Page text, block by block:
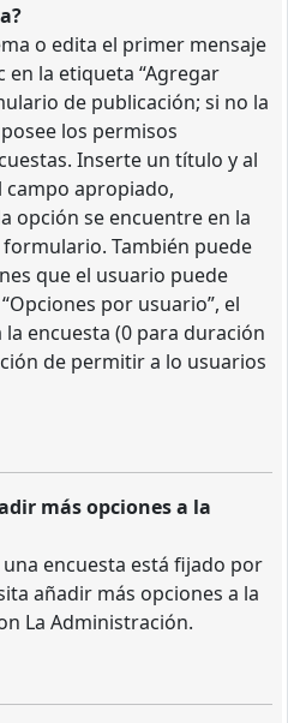
o edita el primer mensaje
en la etiqueta “Agregar
de publicación; si no la
los permisos
Inserte un título y al
campo apropiado,
opción se encuentre en la
También puede
que el usuario puede
por usuario”, el
encuesta (0 para duración
de permitir a lo usuarios
más opciones a la
encuesta está fijado por
añadir más opciones a la
La Administración.